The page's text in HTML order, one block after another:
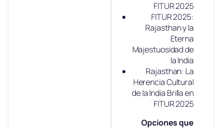
FITUR 2025
FITUR 2025:
Rajasthan y la
Eterna
Majestuosidad de
la India
Rajasthan: La
Herencia Cultural
de la India Brilla en
FITUR 2025
Opciones que